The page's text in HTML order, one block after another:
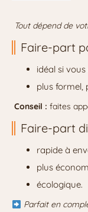
Tout dépend de
Faire-part
idéal si
plus formel,
Conseil : faites
Faire-part
rapide à
plus
écologique.
Parfait en